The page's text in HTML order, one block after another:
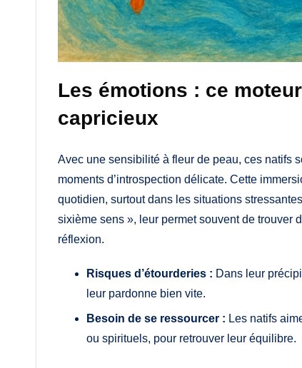
Les émotions : ce
capricieux
Avec une sensibilité à fleur de peau, ces natifs
moments d’introspection délicate. Cette
quotidien, surtout dans les situations
sixième sens », leur permet souvent de trouver
réflexion.
Risques d’étourderies : Dans leur
leur pardonne bien vite.
Besoin de se ressourcer : Les natifs
ou spirituels, pour retrouver leur équilibre.